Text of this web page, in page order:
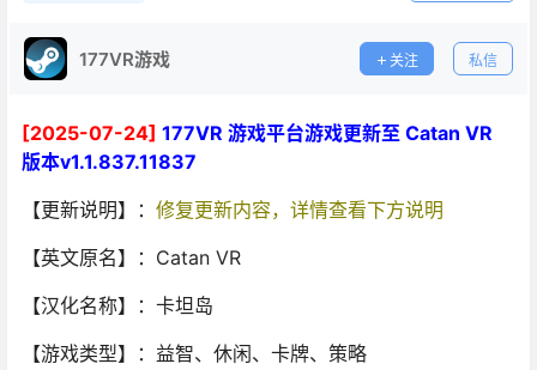
177VR游戏 关注 私信
[2025-07-24] 177VR 游戏平台游戏更新至 Catan VR
版本v1.1.837.11837
【更新说明】： 修复更新内容，详情查看下方说明
【英文原名】：Catan VR
【汉化名称】：卡坦岛
【游戏类型】：益智、休闲、卡牌、策略